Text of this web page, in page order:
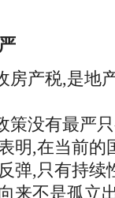
产税,是地
没有最严只
,在当前的
弹,只有持续
来不是孤立